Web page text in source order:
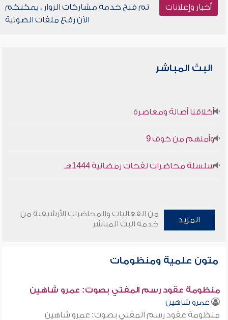
أخبار وإعلانات
تم فتح خدمة مشاركات الزوار ، يمكنكم
الآن رفع ملفات الصوتية
البث المباشر
أخلاقنا أصالة ومعاصرة
وأمنهم من خوف 9
سلسلة محاضرات نفحات رمضانية 1444هـ
المزيد
من الفعاليات والمحاضرات الأرشيفية من
خدمة البث المباشر
متون علمية ومنظومات
منظومة عقود رسم المفتي بصوت: عمرو شاهين
عمرو شاهين
منظومة عقود رسم المفتي بصوت: عمرو شاهين